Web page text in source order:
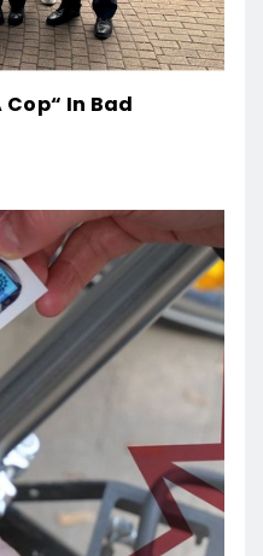
Cop“ In Bad